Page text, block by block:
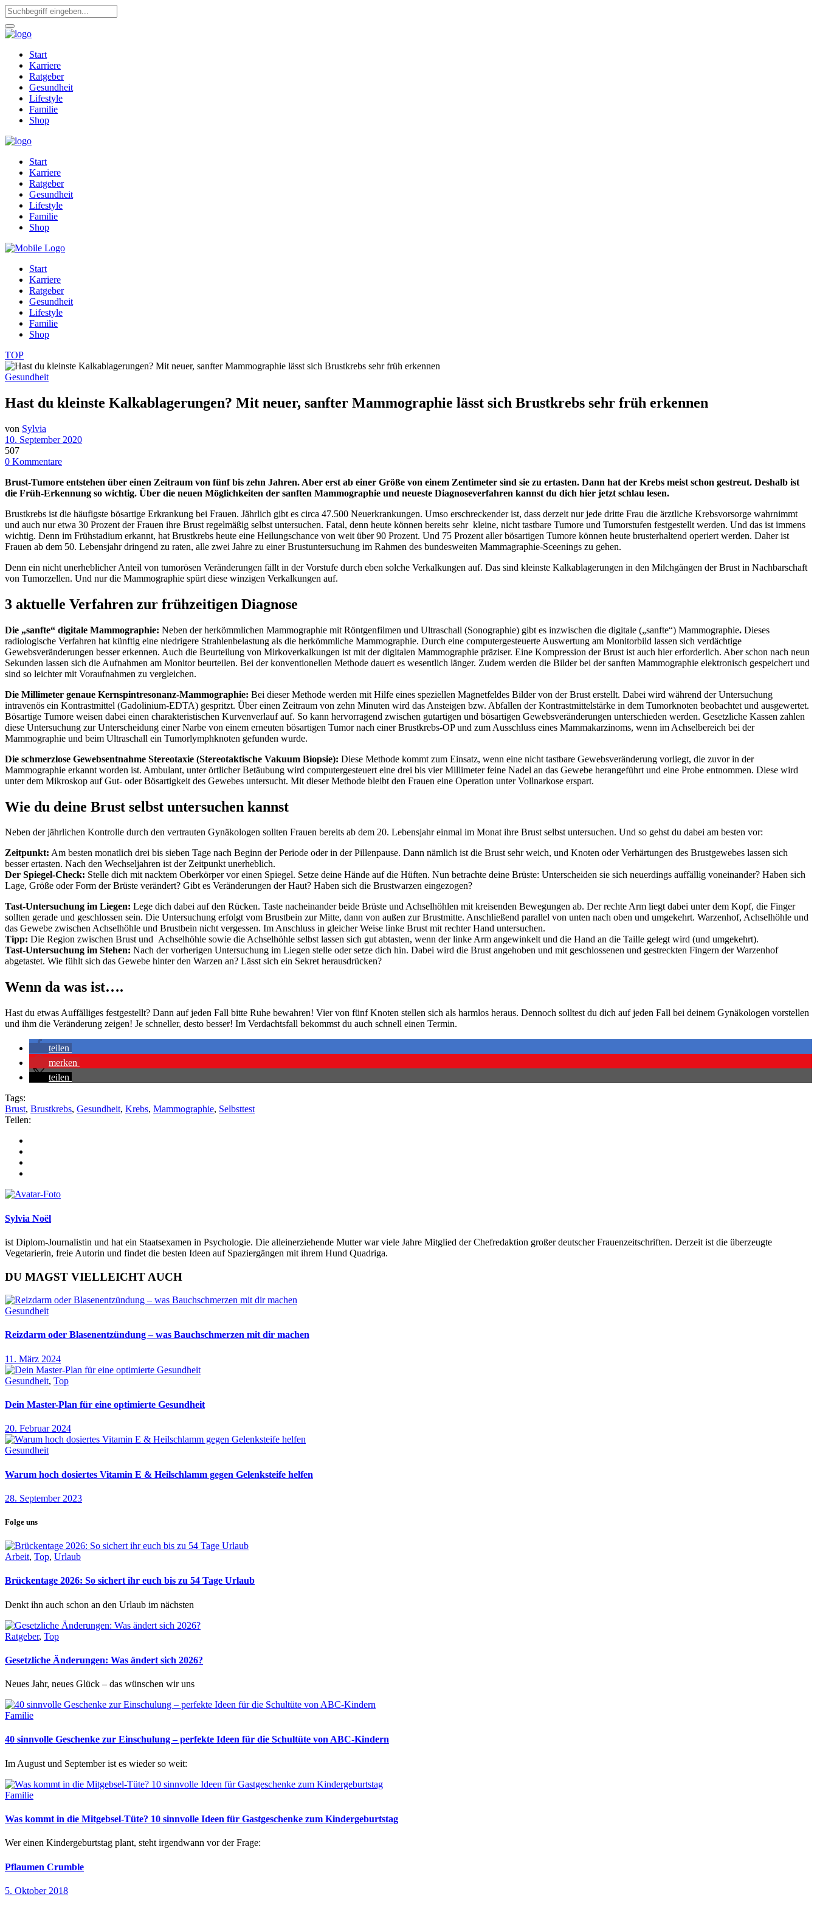
Start
Karriere
Ratgeber
Gesundheit
Lifestyle
Familie
Shop
Start
Karriere
Ratgeber
Gesundheit
Lifestyle
Familie
Shop
Start
Karriere
Ratgeber
Gesundheit
Lifestyle
Familie
Shop
TOP
Gesundheit
Hast du kleinste Kalkablagerungen? Mit neuer, sanfter Mammographie lässt sich Brustkrebs sehr früh erkennen
von Sylvia
10. September 2020
507
0 Kommentare
Brust-Tumore entstehen über einen Zeitraum von fünf bis zehn Jahren. Aber erst ab einer Größe von einem Zentimeter sind sie zu ertasten. Dann hat der Krebs meist schon gestreut. Deshalb ist
die Früh-Erkennung so wichtig. Über die neuen Möglichkeiten der sanften Mammographie und neueste Diagnoseverfahren kannst du dich hier jetzt schlau lesen.
Brustkrebs ist die häufigste bösartige Erkrankung bei Frauen. Jährlich gibt es circa 47.500 Neuerkrankungen. Umso erschreckender ist, dass derzeit nur jede dritte Frau die ärztliche Krebsvorsorge wahrnimmt
und auch nur etwa 30 Prozent der Frauen ihre Brust regelmäßig selbst untersuchen. Fatal, denn heute können bereits sehr kleine, nicht tastbare Tumore und Tumorstufen festgestellt werden. Und das ist immens
wichtig. Denn im Frühstadium erkannt, hat Brustkrebs heute eine Heilungschance von weit über 90 Prozent. Und 75 Prozent aller bösartigen Tumore können heute brusterhaltend operiert werden. Daher ist
Frauen ab dem 50. Lebensjahr dringend zu raten, alle zwei Jahre zu einer Brustuntersuchung im Rahmen des bundesweiten Mammagraphie-Sceenings zu gehen.
Denn ein nicht unerheblicher Anteil von tumorösen Veränderungen fällt in der Vorstufe durch eben solche Verkalkungen auf. Das sind kleinste Kalkablagerungen in den Milchgängen der Brust in Nachbarschaft
von Tumorzellen. Und nur die Mammographie spürt diese winzigen Verkalkungen auf.
3 aktuelle Verfahren zur frühzeitigen Diagnose
Die „sanfte“ digitale Mammographie: Neben der herkömmlichen Mammographie mit Röntgenfilmen und Ultraschall (Sonographie) gibt es inzwischen die digitale („sanfte“) Mammographie. Dieses
radiologische Verfahren hat künftig eine niedrigere Strahlenbelastung als die herkömmliche Mammographie. Durch eine computergesteuerte Auswertung am Monitorbild lassen sich verdächtige
Gewebsveränderungen besser erkennen. Auch die Beurteilung von Mirkoverkalkungen ist mit der digitalen Mammographie präziser. Eine Kompression der Brust ist auch hier erforderlich. Aber schon nach neun
Sekunden lassen sich die Aufnahmen am Monitor beurteilen. Bei der konventionellen Methode dauert es wesentlich länger. Zudem werden die Bilder bei der sanften Mammographie elektronisch gespeichert und
sind so leichter mit Voraufnahmen zu vergleichen.
Die Millimeter genaue Kernspintresonanz-Mammographie: Bei dieser Methode werden mit Hilfe eines speziellen Magnetfeldes Bilder von der Brust erstellt. Dabei wird während der Untersuchung
intravenös ein Kontrastmittel (Gadolinium-EDTA) gespritzt. Über einen Zeitraum von zehn Minuten wird das Ansteigen bzw. Abfallen der Kontrastmittelstärke in dem Tumorknoten beobachtet und ausgewertet.
Bösartige Tumore weisen dabei einen charakteristischen Kurvenverlauf auf. So kann hervorragend zwischen gutartigen und bösartigen Gewebsveränderungen unterschieden werden. Gesetzliche Kassen zahlen
diese Untersuchung zur Unterscheidung einer Narbe von einem erneuten bösartigen Tumor nach einer Brustkrebs-OP und zum Ausschluss eines Mammakarzinoms, wenn im Achselbereich bei der
Mammographie und beim Ultraschall ein Tumorlymphknoten gefunden wurde.
Die schmerzlose Gewebsentnahme Stereotaxie (Stereotaktische Vakuum Biopsie): Diese Methode kommt zum Einsatz, wenn eine nicht tastbare Gewebsveränderung vorliegt, die zuvor in der
Mammographie erkannt worden ist. Ambulant, unter örtlicher Betäubung wird computergesteuert eine drei bis vier Millimeter feine Nadel an das Gewebe herangeführt und eine Probe entnommen. Diese wird
unter dem Mikroskop auf Gut- oder Bösartigkeit des Gewebes untersucht. Mit dieser Methode bleibt den Frauen eine Operation unter Vollnarkose erspart.
Wie du deine Brust selbst untersuchen kannst
Neben der jährlichen Kontrolle durch den vertrauten Gynäkologen sollten Frauen bereits ab dem 20. Lebensjahr einmal im Monat ihre Brust selbst untersuchen. Und so gehst du dabei am besten vor:
Zeitpunkt: Am besten monatlich drei bis sieben Tage nach Beginn der Periode oder in der Pillenpause. Dann nämlich ist die Brust sehr weich, und Knoten oder Verhärtungen des Brustgewebes lassen sich
besser ertasten. Nach den Wechseljahren ist der Zeitpunkt unerheblich.
Der Spiegel-Check: Stelle dich mit nacktem Oberkörper vor einen Spiegel. Setze deine Hände auf die Hüften. Nun betrachte deine Brüste: Unterscheiden sie sich neuerdings auffällig voneinander? Haben sich
Lage, Größe oder Form der Brüste verändert? Gibt es Veränderungen der Haut? Haben sich die Brustwarzen eingezogen?
Tast-Untersuchung im Liegen: Lege dich dabei auf den Rücken. Taste nacheinander beide Brüste und Achselhöhlen mit kreisenden Bewegungen ab. Der rechte Arm liegt dabei unter dem Kopf, die Finger
sollten gerade und geschlossen sein. Die Untersuchung erfolgt vom Brustbein zur Mitte, dann von außen zur Brustmitte. Anschließend parallel von unten nach oben und umgekehrt. Warzenhof, Achselhöhle und
das Gewebe zwischen Achselhöhle und Brustbein nicht vergessen. Im Anschluss in gleicher Weise linke Brust mit rechter Hand untersuchen.
Tipp: Die Region zwischen Brust und Achselhöhle sowie die Achselhöhle selbst lassen sich gut abtasten, wenn der linke Arm angewinkelt und die Hand an die Taille gelegt wird (und umgekehrt).
Tast-Untersuchung im Stehen: Nach der vorherigen Untersuchung im Liegen stelle oder setze dich hin. Dabei wird die Brust angehoben und mit geschlossenen und gestreckten Fingern der Warzenhof
abgetastet. Wie fühlt sich das Gewebe hinter den Warzen an? Lässt sich ein Sekret herausdrücken?
Wenn da was ist….
Hast du etwas Auffälliges festgestellt? Dann auf jeden Fall bitte Ruhe bewahren! Vier von fünf Knoten stellen sich als harmlos heraus. Dennoch solltest du dich auf jeden Fall bei deinem Gynäkologen vorstellen
und ihm die Veränderung zeigen! Je schneller, desto besser! Im Verdachtsfall bekommst du auch schnell einen Termin.
teilen
merken
teilen
Tags:
Brust, Brustkrebs, Gesundheit, Krebs, Mammographie, Selbsttest
Teilen:
Sylvia Noël
ist Diplom-Journalistin und hat ein Staatsexamen in Psychologie. Die alleinerziehende Mutter war viele Jahre Mitglied der Chefredaktion großer deutscher Frauenzeitschriften. Derzeit ist die überzeugte
Vegetarierin, freie Autorin und findet die besten Ideen auf Spaziergängen mit ihrem Hund Quadriga.
DU MAGST VIELLEICHT AUCH
Gesundheit
Reizdarm oder Blasenentzündung – was Bauchschmerzen mit dir machen
11. März 2024
Gesundheit, Top
Dein Master-Plan für eine optimierte Gesundheit
20. Februar 2024
Gesundheit
Warum hoch dosiertes Vitamin E & Heilschlamm gegen Gelenksteife helfen
28. September 2023
Folge uns
Arbeit, Top, Urlaub
Brückentage 2026: So sichert ihr euch bis zu 54 Tage Urlaub
Denkt ihn auch schon an den Urlaub im nächsten
Ratgeber, Top
Gesetzliche Änderungen: Was ändert sich 2026?
Neues Jahr, neues Glück – das wünschen wir uns
Familie
40 sinnvolle Geschenke zur Einschulung – perfekte Ideen für die Schultüte von ABC-Kindern
Im August und September ist es wieder so weit:
Familie
Was kommt in die Mitgebsel-Tüte? 10 sinnvolle Ideen für Gastgeschenke zum Kindergeburtstag
Wer einen Kindergeburtstag plant, steht irgendwann vor der Frage:
Pflaumen Crumble
5. Oktober 2018